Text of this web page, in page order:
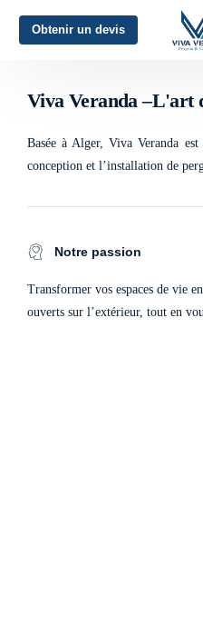
Obtenir un devis
L'art de
Viva Veranda –L'art
Basée à Alger, Viva Veranda
conception et l’installation de
Notre passion
Transformer vos espaces de vie
ouverts sur l’extérieur, tout en